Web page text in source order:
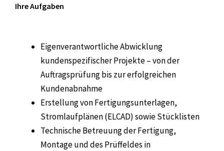
Ihre Aufgaben
Eigenverantwortliche Abwicklung
kundenspezifischer Projekte – von der
Auftragsprüfung bis zur erfolgreichen
Kundenabnahme
Erstellung von Fertigungsunterlagen,
Stromlaufplänen (ELCAD) sowie Stücklisten
Technische Betreuung der Fertigung,
Montage und des Prüffeldes in